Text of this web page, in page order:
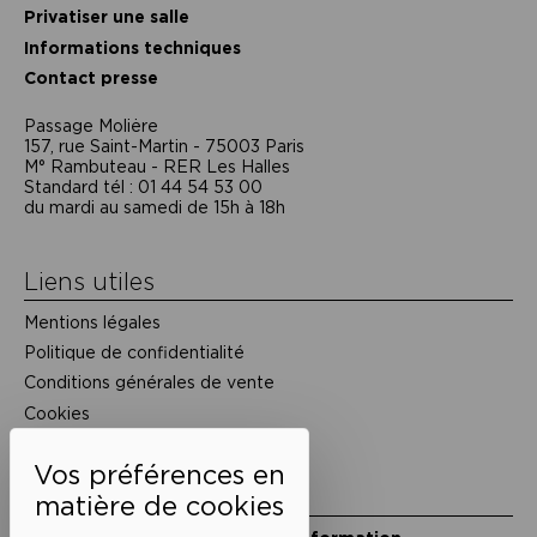
Privatiser une salle
Informations techniques
Contact presse
Passage Moliėre
157, rue Saint-Martin - 75003 Paris
M° Rambuteau - RER Les Halles
Standard tél : 01 44 54 53 00
du mardi au samedi de 15h à 18h
Liens utiles
Mentions légales
Politique de confidentialité
Conditions générales de vente
Cookies
Restons en lien